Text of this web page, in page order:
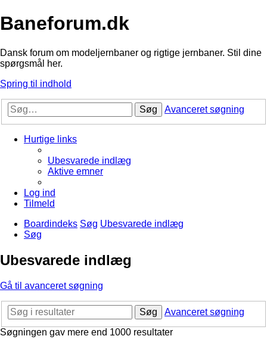
Baneforum.dk
Dansk forum om modeljernbaner og rigtige jernbaner. Stil dine
spørgsmål her.
Spring til indhold
Søg Avanceret søgning
Hurtige links
Ubesvarede indlæg
Aktive emner
Log ind
Tilmeld
Boardindeks Søg Ubesvarede indlæg
Søg
Ubesvarede indlæg
Gå til avanceret søgning
Søg
Avanceret søgning
Søgningen gav mere end 1000 resultater